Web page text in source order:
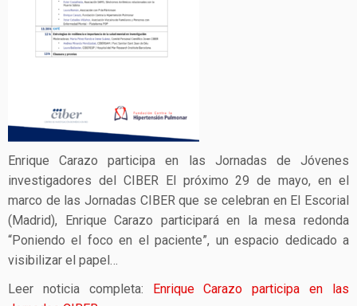
Enrique Carazo participa en las Jornadas de Jóvenes
investigadores del CIBER El próximo 29 de mayo, en el
marco de las Jornadas CIBER que se celebran en El Escorial
(Madrid), Enrique Carazo participará en la mesa redonda
“Poniendo el foco en el paciente”, un espacio dedicado a
visibilizar el papel…
Leer noticia completa:
Enrique Carazo participa en las